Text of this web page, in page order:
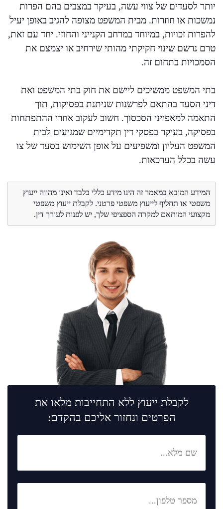
יותר לסעדים של צווי עשה, בעיקר במצבים בהם הפרות
נמשכות או חוזרות. מבית המשפט מצופה להגיב באופן יעיל
להפרות זכויות, במיוחד במרחב הקנייני והחוזי. יחד עם זאת,
טרם נרשם שינוי חקיקתי מהותי שירחיב או יצמצם את
הסמכויות בתחום זה.
בתי המשפט ממשיכים ליישם את חוק בתי המשפט ואת
דיני הסעד בהתאם לפרשנות שניתנת בפסיקות, תוך
התאמה למאפייני הסכסוך. חשוב לעקוב אחרי ההתפתחות
בפסיקה, בעיקר בפסקי דין תקדימיים שמגיעים לבית
המשפט העליון ומשפיעים על אופן השימוש בסעד של צו
עשה בכלל הערכאות.
המידע המובא במאמר זה הינו מידע כללי בלבד ואינו מהווה ייעוץ
משפטי או תחליף לייעוץ משפטי פרטני. לקבלת ייעוץ משפטי
מקצועי המותאם למקרה הספציפי שלך, יש לפנות לעורך דין.
לקבלת ייעוץ ללא התחייבות מלאו את
הפרטים ונחזור אליכם בהקדם: